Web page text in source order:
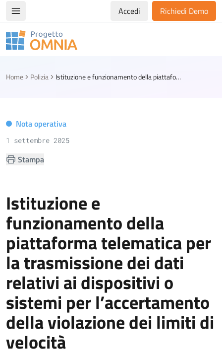
Apri/chiudi menù di navigazioneAccedi Richiedi Demo
Progetto Omnia
Home Polizia Istituzione e funzionamento della piattaforma telematica per la trasmissione dei dati relativi ai dispositivi o sistemi per l’accertamento della violazione dei limiti di velocità
Nota operativa
1 settembre 2025
Stampa
Istituzione e
funzionamento della
piattaforma telematica per
la trasmissione dei dati
relativi ai dispositivi o
sistemi per l’accertamento
della violazione dei limiti di
velocità